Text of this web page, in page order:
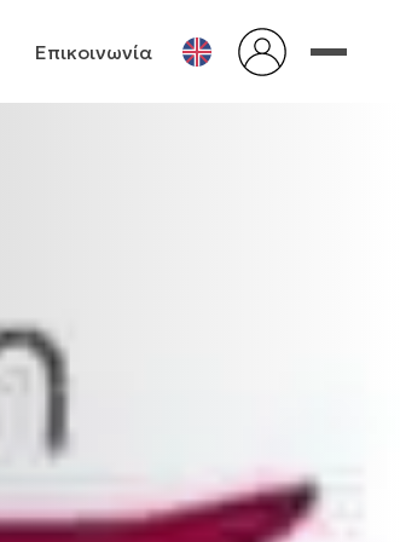
Επικοινωνία